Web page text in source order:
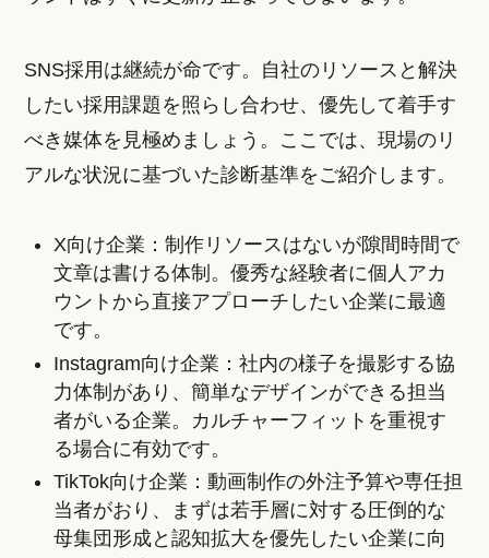
SNS採用は継続が命です。自社のリソースと解決
したい採用課題を照らし合わせ、優先して着手す
べき媒体を見極めましょう。ここでは、現場のリ
アルな状況に基づいた診断基準をご紹介します。
X向け企業：制作リソースはないが隙間時間で
文章は書ける体制。優秀な経験者に個人アカ
ウントから直接アプローチしたい企業に最適
です。
Instagram向け企業：社内の様子を撮影する協
力体制があり、簡単なデザインができる担当
者がいる企業。カルチャーフィットを重視す
る場合に有効です。
TikTok向け企業：動画制作の外注予算や専任担
当者がおり、まずは若手層に対する圧倒的な
母集団形成と認知拡大を優先したい企業に向